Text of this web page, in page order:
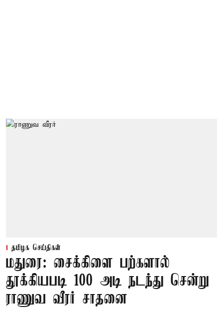
தமிழக செய்திகள்
மதுரை: சைக்கிளை பற்களால்
தூக்கியபடி 100 அடி நடந்து சென்று
ராணுவ வீரர் சாதனை